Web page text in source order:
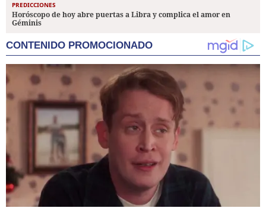
PREDICCIONES
Horóscopo de hoy abre puertas a Libra y complica el amor en
Géminis
CONTENIDO PROMOCIONADO